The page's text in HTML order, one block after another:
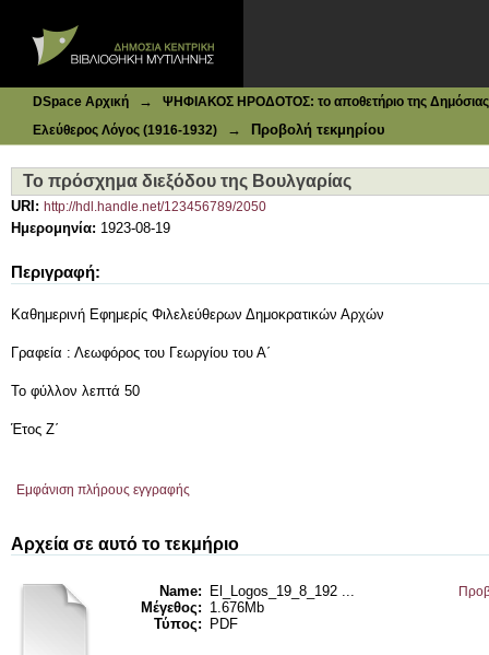
DSpace Αρχική →
ΨΗΦΙΑΚΟΣ ΗΡΟΔΟΤΟΣ: το αποθετήριο της Δημόσιας
Ελεύθερος Λόγος (1916-1932)
→ Προβολή τεκμηρίου
Το πρόσχημα διεξόδου της Βουλγαρίας
URI: http://hdl.handle.net/123456789/2050
Ημερομηνία: 1923-08-19
Περιγραφή:
Καθημερινή Εφημερίς Φιλελεύθερων Δημοκρατικών Αρχών
Γραφεία : Λεωφόρος του Γεωργίου του Α΄
Το φύλλον λεπτά 50
Έτος Ζ΄
Εμφάνιση πλήρους εγγραφής
Αρχεία σε αυτό το τεκμήριο
Name:
El_Logos_19_8_192 ...
Μέγεθος: 1.676Mb
Τύπος:
PDF